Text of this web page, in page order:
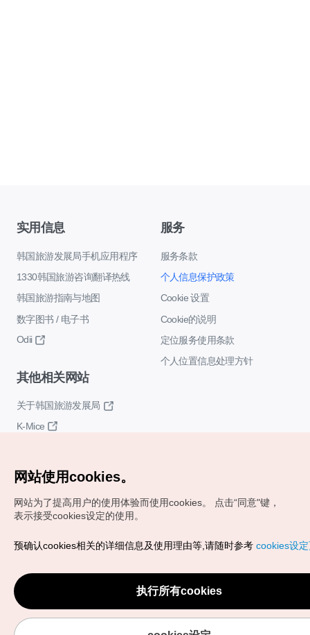
实用信息
韩国旅游发展局手机应用程序
1330韩国旅游咨询翻译热线
韩国旅游指南与地图
数字图书 / 电子书
Odii
服务
服务条款
个人信息保护政策
Cookie 设置
Cookie的说明
定位服务使用条款
个人位置信息处理方针
其他相关网站
关于韩国旅游发展局
K-Mice
Copyrights (c) 韩国旅游发展局版权所有
VISITKOREA官方邮箱
chnsim@knto.or.kr
网站使用cookies。
网站为了提高用户的使用体验而使用cookies。
点击“同意"键，
表示接受cookies设定的使用。
预确认cookies相关的详细信息及使用理由等,请随时参考 cookies设
执行所有cookies